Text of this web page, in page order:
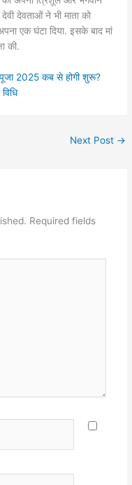
देवताओं ने भी माता को
एक घंटा दिया. इसके बाद मां
की.
2025 कब से होगी शुरू?
Next Post →
Required fields